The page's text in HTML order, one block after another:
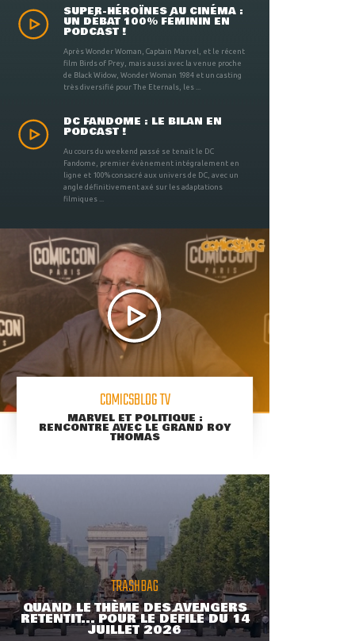
SUPER-HÉROÏNES AU CINÉMA :
UN DÉBAT 100% FÉMININ EN
PODCAST !
Après Wonder Woman, Captain Marvel, et le récent
film Birds of Prey, mais aussi avec la venue proche
de Black Widow, Wonder Woman 1984 et un casting
très diversifié pour The Eternals, les ...
DC FANDOME : LE BILAN EN
PODCAST !
Au cours du weekend passé se tenait le DC
Fandome, premier évènement intégralement en
ligne et 100% consacré aux univers de DC, avec un
angle définitivement axé sur les adaptations
filmiques ...
COMICSBLOG TV
MARVEL ET POLITIQUE :
RENCONTRE AVEC LE GRAND ROY
THOMAS
TRASHBAG
QUAND LE THÈME DES AVENGERS
RETENTIT... POUR LE DÉFILÉ DU 14
JUILLET 2026